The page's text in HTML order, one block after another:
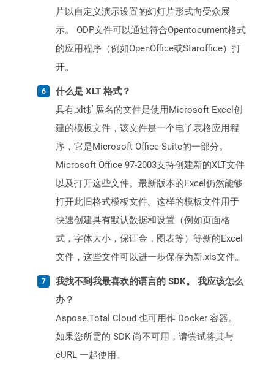
片以自定义演示设置的幻灯片形式向受众展
示。 ODP文件可以通过符合Opentocument格式
的应用程序（例如OpenOffice或Staroffice）打
开。
什么是 XLT 格式？
具有.xlt扩展名的文件是使用Microsoft Excel创
建的模板文件，该文件是一个电子表格应用程
序，它是Microsoft Office Suite的一部分。
Microsoft Office 97-2003支持创建新的XLT文件
以及打开这些文件。最新版本的Excel仍然能够
打开此旧格式模板文件。这样的模板文件用于
快速创建具有默认数据和设置（例如页面格
式，字体大小，保证金，图表等）等新的Excel
文件，这些文件可以进一步保存为新.xls文件。
我找不到我最喜欢的语言的 SDK。 我应该怎么
办？
Aspose.Total Cloud 也可用作 Docker 容器。
如果您所需的 SDK 尚不可用，请尝试将其与
cURL 一起使用。